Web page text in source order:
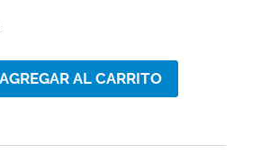
AGREGAR AL CARRITO